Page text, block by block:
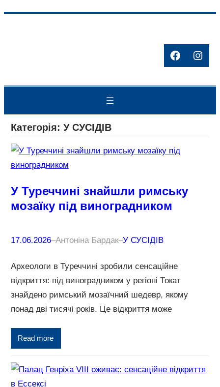
Facebook
Категорія: У СУСІДІВ
У Туреччині знайшли римську
мозаїку під виноградником
17.06.2026–Антоніна Бардак–У СУСІДІВ
Археологи в Туреччині зробили сенсаційне
відкриття: під виноградником у регіоні Токат
знайдено римський мозаїчний шедевр, якому
понад дві тисячі років. Це відкриття може
Read more